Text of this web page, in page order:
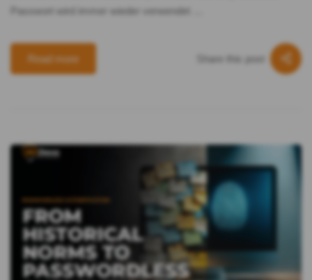
Passwort wird immer wieder verwendet …
Read more Share this post